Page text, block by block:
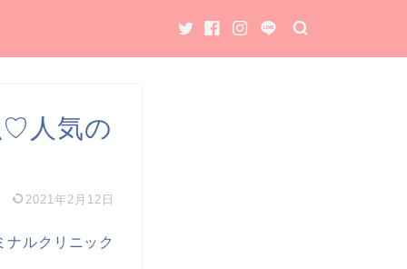
♡人気の
2021年2月12日
ルクリニック